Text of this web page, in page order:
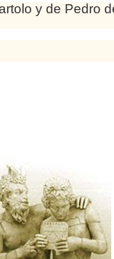
y de Pedro